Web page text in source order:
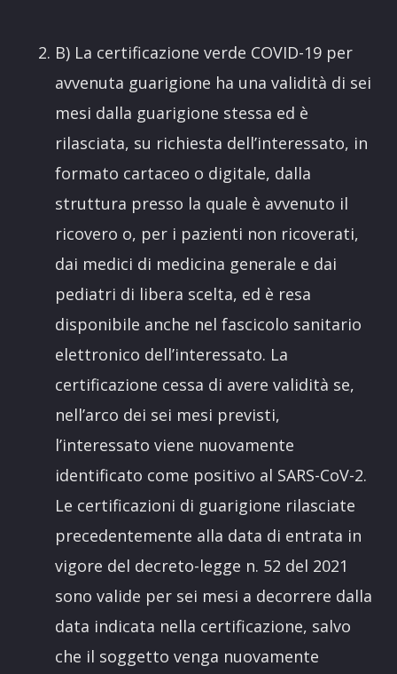
B) La certificazione verde COVID-19 per
avvenuta guarigione ha una validità di sei
mesi dalla guarigione stessa ed è
rilasciata, su richiesta dell’interessato, in
formato cartaceo o digitale, dalla
struttura presso la quale è avvenuto il
ricovero o, per i pazienti non ricoverati,
dai medici di medicina generale e dai
pediatri di libera scelta, ed è resa
disponibile anche nel fascicolo sanitario
elettronico dell’interessato. La
certificazione cessa di avere validità se,
nell’arco dei sei mesi previsti,
l’interessato viene nuovamente
identificato come positivo al SARS-CoV-2.
Le certificazioni di guarigione rilasciate
precedentemente alla data di entrata in
vigore del decreto-legge n. 52 del 2021
sono valide per sei mesi a decorrere dalla
data indicata nella certificazione, salvo
che il soggetto venga nuovamente